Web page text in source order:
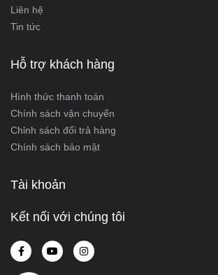
Liên hệ
Tin tức
Hỗ trợ khách hàng
Hình thức thanh toán
Chính sách vận chuyển
Chỉnh sách đổi trả hàng
Chính sách bảo mật
Tài khoản
Kết nối với chúng tôi